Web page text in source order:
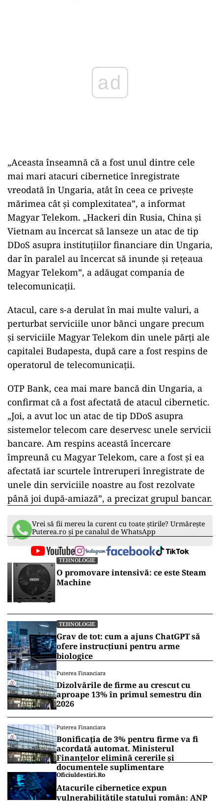
„Aceasta înseamnă că a fost unul dintre cele
mai mari atacuri cibernetice înregistrate
vreodată în Ungaria, atât în ceea ce priveşte
mărimea cât şi complexitatea”, a informat
Magyar Telekom. „Hackeri din Rusia, China şi
Vietnam au încercat să lanseze un atac de tip
DDoS asupra instituţiilor financiare din Ungaria,
dar în paralel au încercat să inunde şi reţeaua
Magyar Telekom”, a adăugat compania de
telecomunicaţii.
Atacul, care s-a derulat în mai multe valuri, a
perturbat serviciile unor bănci ungare precum
şi serviciile Magyar Telekom din unele părţi ale
capitalei Budapesta, după care a fost respins de
operatorul de telecomunicaţii.
OTP Bank, cea mai mare bancă din Ungaria, a
confirmat că a fost afectată de atacul cibernetic.
„Joi, a avut loc un atac de tip DDoS asupra
sistemelor telecom care deservesc unele servicii
bancare. Am respins această încercare
împreună cu Magyar Telekom, care a fost şi ea
afectată iar scurtele întreruperi înregistrate de
unele din serviciile noastre au fost rezolvate
până joi după-amiază”, a precizat grupul bancar.
Vrei să fii mereu la curent cu toate știrile? Urmărește
Puterea.ro și pe canalul de WhatsApp
TEHNOLOGIE
O promovare intensivă: ce este Steam
Machine
TEHNOLOGIE
Grav de tot: cum a ajuns ChatGPT să
ofere instrucțiuni pentru arme
biologice
Puterea Financiara
Dizolvările de firme au crescut cu
aproape 13% în primul semestru din
2026
Puterea Financiara
Bonificația de 3% pentru firme va fi
acordată automat. Ministerul
Finanțelor elimină cererile și
documentele suplimentare
Oficiuldestiri.ro
Atacurile cibernetice expun
vulnerabilitățile statului român: ANP